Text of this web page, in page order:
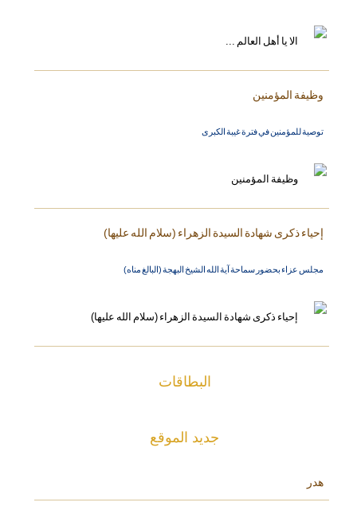
وظيفة المؤمنين
توصية للمؤمنين في فترة غيبة الكبرى
إحياء ذكرى شهادة السيدة الزهراء (سلام الله عليها)
مجلس عزاء بحضور سماحة آية الله الشيخ البهجة (البالغ مناه)
البطاقات
جديد الموقع
هدر